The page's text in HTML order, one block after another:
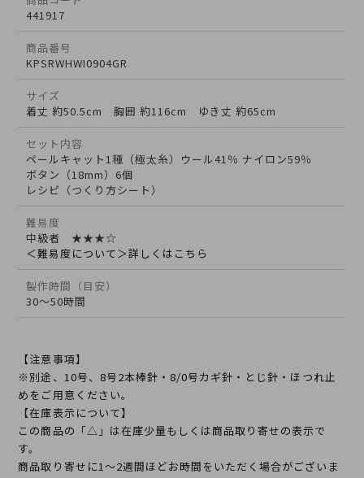
441917
商品番号
KPSRWHWI0904GR
サイズ
着丈 約50.5cm 胸囲 約116cm ゆき丈 約65cm
セット内容
ペールキャット1種（極太糸）ウール41％ ナイロン59％
ボタン（18mm）6個
レシピ（つくり方シート）
難易度
中級者 ★★★☆
＜難易度について＞詳しくはこちら
製作時間（目安）
30～50時間
【注意事項】
※別途、10号、8号2本棒針・8/0号カギ針・とじ針・ほつれ止
めをご用意ください。
【在庫表示について】
この商品の「△」は在庫少量もしくは商品取り寄せの表示で
す。
商品取り寄せに1～2週間ほどお時間をいただく場合がございま